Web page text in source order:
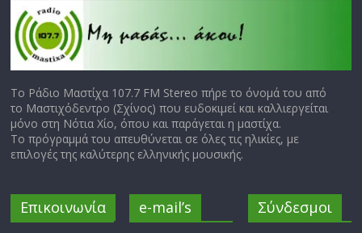
Το Ράδιο Μαστίχα 107.7 FM Stereo πήρε το όνομά του από
το Μαστιχόδεντρο (Σχίνος) που ευδοκιμεί και καλλιεργείται
μόνο στη Νότια Χίο, όπου και παράγεται η μαστίχα.
Το πρόγραμμά του απευθύνεται σε όλες τις ηλικίες, με
επιλογές της καλύτερης ελληνικής μουσικής.
Επικοινωνία e-mail’s Σύνδεσμοι